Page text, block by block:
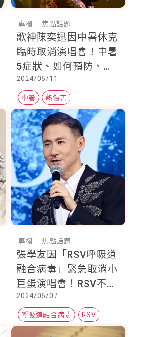
專欄 焦點話題
歌神陳奕迅因中暑休克
臨時取消演唱會！中暑
5症狀、如何預防、快
速降溫3招，一次看
2024/06/11
中暑 熱傷害
專欄 焦點話題
張學友因「RSV呼吸道
融合病毒」緊急取消小
巨蛋演唱會！RSV不只
小孩易感染，「這些」
大人要更注意
2024/06/07
呼吸道融合病毒 RSV
呼吸道